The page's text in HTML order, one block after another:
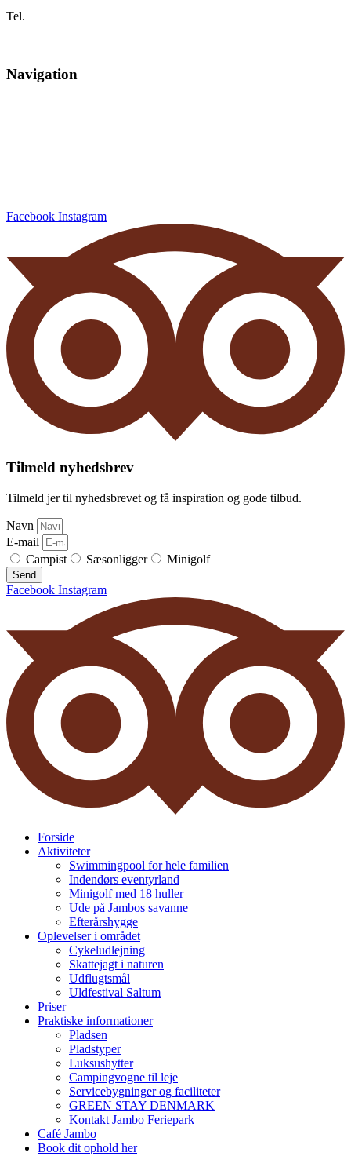
Tel.
Navigation
Facebook Instagram
Tilmeld nyhedsbrev
Tilmeld jer til nyhedsbrevet og få inspiration og gode tilbud.
Navn
E-mail
Campist
Sæsonligger Minigolf
Send
Facebook Instagram
Forside
Aktiviteter
Swimmingpool for hele familien
Indendørs eventyrland
Minigolf med 18 huller
Ude på Jambos savanne
Efterårshygge
Oplevelser i området
Cykeludlejning
Skattejagt i naturen
Udflugtsmål
Uldfestival Saltum
Priser
Praktiske informationer
Pladsen
Pladstyper
Luksushytter
Campingvogne til leje
Servicebygninger og faciliteter
GREEN STAY DENMARK
Kontakt Jambo Feriepark
Café Jambo
Book dit ophold her